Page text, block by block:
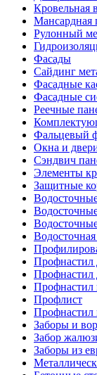
Кровельная
Мансардная
Рулонный
Фасады
Сайдинг
Фасадные
Фасадные
Реечные
Фальцевый
Окна и
Сэндвич
Элементы
Защитные
Профнастил
Профнастил
Профнастил
Профлист
Профнастил
Заборы и
Забор
Заборы из